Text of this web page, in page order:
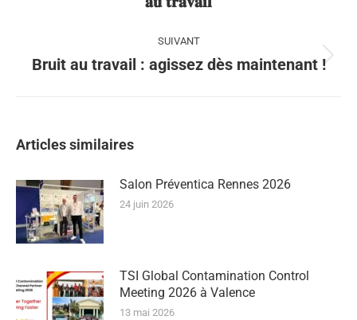
précédent
SUIVANT
Article
Bruit au travail : agissez dès maintenant !
Articles similaires
Salon Préventica Rennes 2026
24 juin 2026
TSI Global Contamination Control
Meeting 2026 à Valence
13 mai 2026